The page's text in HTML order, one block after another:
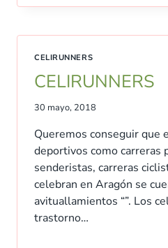
CELIRUNNERS
CELIRUNNERS
30 mayo, 2018
Queremos conseguir que
deportivos como carreras
senderistas, carreras
celebran en Aragón se
avituallamientos “”. Los
trastorno…